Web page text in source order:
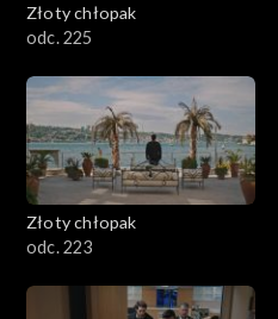
Złoty chłopak
odc. 225
Złoty chłopak
odc. 223